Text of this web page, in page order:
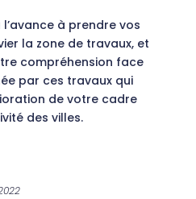
à prendre vos
la zone de travaux, et
compréhension face
par ces travaux qui
de votre cadre
des villes.